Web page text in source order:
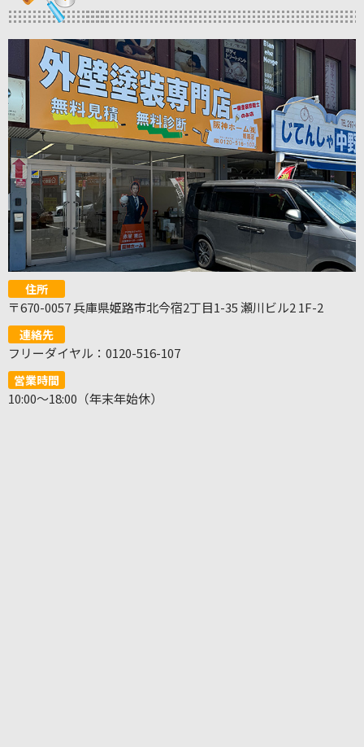
住所
〒670-0057 兵庫県姫路市北今宿2丁目1-35 瀬川ビル2 1F-2
連絡先
フリーダイヤル：0120-516-107
営業時間
10:00～18:00（年末年始休）